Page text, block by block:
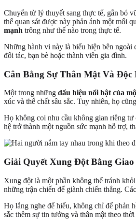
Chuyển từ lý thuyết sang thực tế, gắn bó
thể quan sát được này phản ánh một mối
mạnh trông như thế nào trong thực tế.
Những hành vi này là biểu hiện bên ngoài
đối tác, bạn bè hoặc thành viên gia đình.
Cân Bằng Sự Thân Mật Và
Một trong những dấu hiệu nổi bật của
xúc và thể chất sâu sắc. Tuy nhiên, họ
Họ không coi nhu cầu không gian riêng tư
hệ trở thành một nguồn sức mạnh hỗ trợ,
Giải Quyết Xung Đột Bằng
Xung đột là một phần không thể tránh
những trận chiến để giành chiến thắng.
Họ lắng nghe để hiểu, không chỉ để phản
sắc thêm sự tin tưởng và thân mật theo